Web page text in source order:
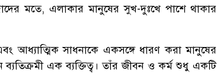
মতে, এলাকার মানুষের সুখ-দুঃখে পাশে থাকার
আধ্যাত্মিক সাধনাকে একসঙ্গে ধারণ করা মানুষের
এক ব্যক্তিত্ব। তাঁর জীবন ও কর্ম শুধু একটি